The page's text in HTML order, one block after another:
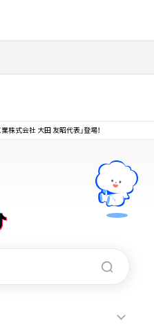
株式会社 大田 友昭代表」登場！